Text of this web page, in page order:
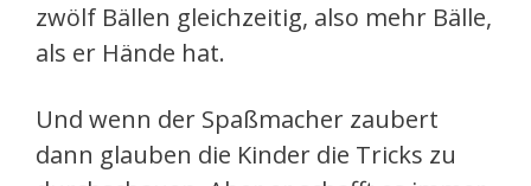
zwölf Bällen gleichzeitig, also mehr Bälle,
als er Hände hat.
Und wenn der Spaßmacher zaubert
dann glauben die Kinder die Tricks zu